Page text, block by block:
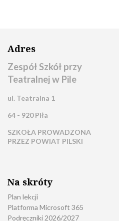
Adres
Zespół Szkół przy
Teatralnej w Pile
ul. Teatralna 1
64 - 920 Piła
SZKOŁA PROWADZONA
PRZEZ POWIAT PILSKI
Na skróty
Plan lekcji
Platforma Microsoft 365
Podręczniki 2026/2027